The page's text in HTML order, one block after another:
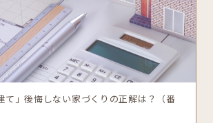
て」後悔しない家づくりの正解は？（番